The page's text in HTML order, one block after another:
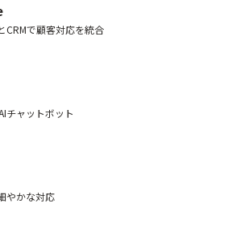
CRMで顧客対応を統合
チャットボット
やかな対応